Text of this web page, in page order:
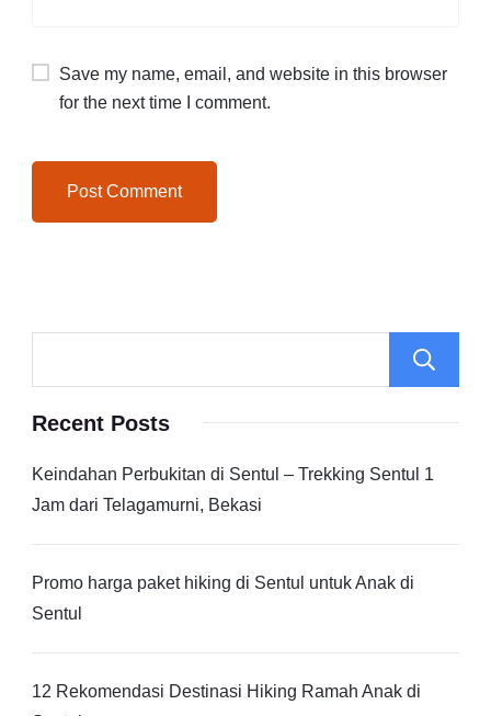
Save my name, email, and website in this browser
for the next time I comment.
Recent Posts
Keindahan Perbukitan di Sentul – Trekking Sentul 1
Jam dari Telagamurni, Bekasi
Promo harga paket hiking di Sentul untuk Anak di
Sentul
12 Rekomendasi Destinasi Hiking Ramah Anak di